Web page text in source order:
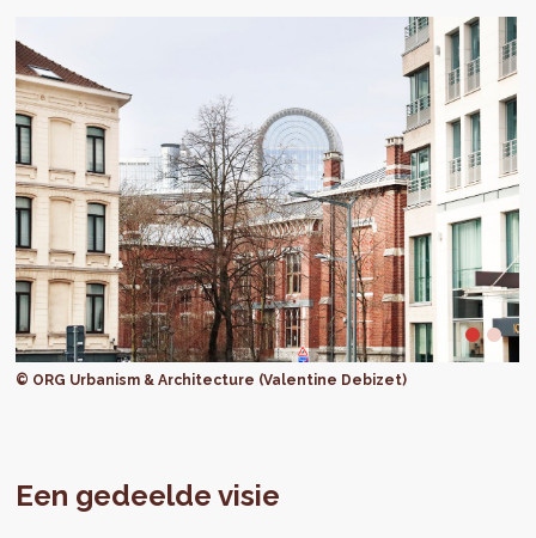
© ORG Urbanism & Architecture (Valentine Debizet)
Een gedeelde visie